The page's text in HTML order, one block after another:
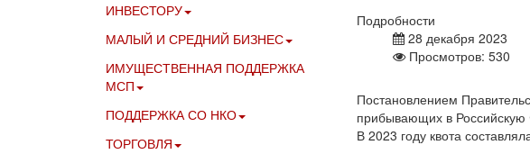
Подробности
28 декабря 2023
Просмотров: 530
Постановлением
прибывающих в Российскую
В 2023 году квота
ИНВЕСТОРУ
МАЛЫЙ И СРЕДНИЙ БИЗНЕС
ИМУЩЕСТВЕННАЯ ПОДДЕРЖКА
МСП
ПОДДЕРЖКА СО НКО
ТОРГОВЛЯ